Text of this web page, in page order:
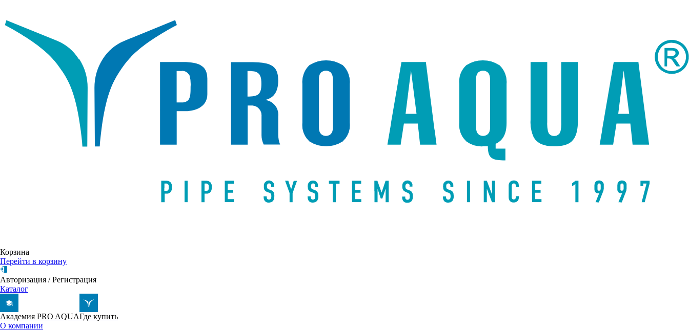
Корзина
Перейти в корзину
Авторизация /Регистрация
Каталог
Академия PRO AQUAГде купить
О компании